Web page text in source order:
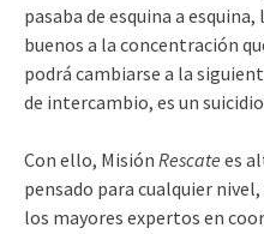
pasaba de esquina a
buenos a la concentración
podrá cambiarse a la
de intercambio, es un
Con ello, Misión Rescate es
pensado para cualquier
los mayores expertos en